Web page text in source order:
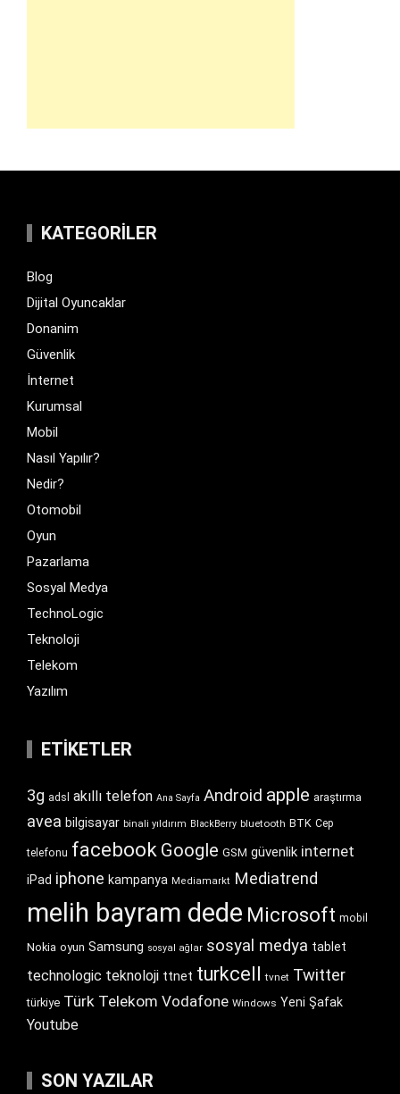
KATEGORILER
Blog
Dijital Oyuncaklar
Donanim
Güvenlik
İnternet
Kurumsal
Mobil
Nasıl Yapılır?
Nedir?
Otomobil
Oyun
Pazarlama
Sosyal Medya
TechnoLogic
Teknoloji
Telekom
Yazılım
ETIKETLER
3g adsl akıllı telefon Ana Sayfa Android apple araştırma
avea bilgisayar binali yıldırım BlackBerry bluetooth BTK Cep
telefonu facebook Google GSM güvenlik internet
iPad iphone kampanya Mediamarkt Mediatrend
melih bayram dede Microsoft mobil
Nokia oyun Samsung sosyal ağlar sosyal medya tablet
technologic teknoloji ttnet turkcell tvnet Twitter
türkiye Türk Telekom Vodafone Windows Yeni Şafak
Youtube
SON YAZILAR